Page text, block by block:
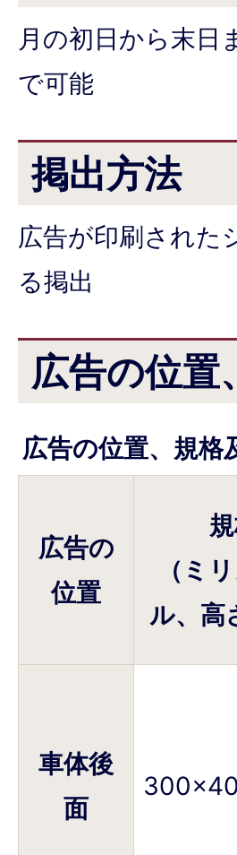
月の初日から末日
で可能
掲出方法
広告が印刷された
る掲出
広告の位置
広告の位置、規格
広告の
位置
（ミ
ル、高
車体後
面